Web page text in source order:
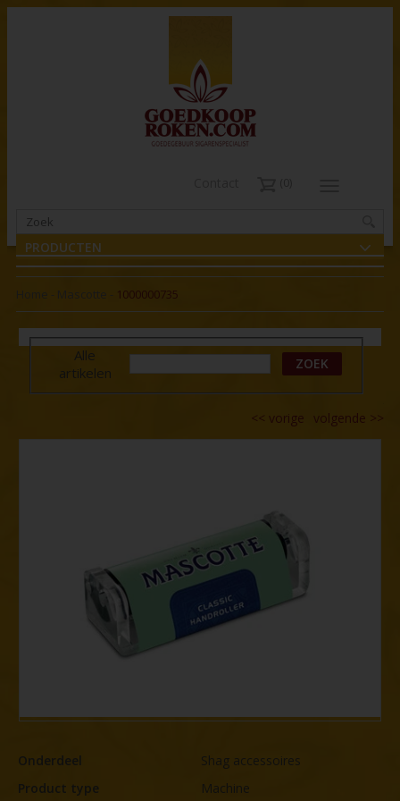
PRODUCTEN
1000000735
Alle
artikelen
ZOEK
volgende >>
<< vorige
Onderdeel
Shag accessoires
Product type
Machine